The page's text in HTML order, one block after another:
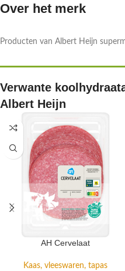
Over het merk
Producten van Albert Heijn
Verwante
Albert Heijn
AH Cervelaat
Kaas, vleeswaren, tapas